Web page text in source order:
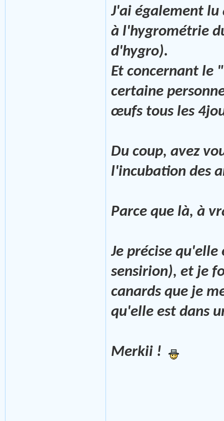
J'ai également lu
à l'hygrométrie
d'hygro).
Et concernant le
certaine
œufs tous les
Du coup, avez
l'incubation des
Parce que là, à
Je précise
sensirion), et je
canards que je
qu'elle est dans
Merkii !